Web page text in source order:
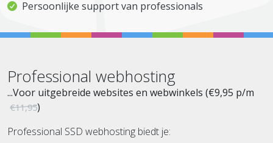
Persoonlijke support van professionals
Professional webhosting
...Voor uitgebreide websites en webwinkels (€9,95 p/m
€11,95)
Professional SSD webhosting biedt je: